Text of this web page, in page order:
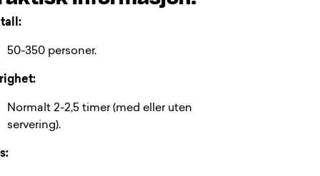
50-350 personer.
Normalt 2-2,5 timer (med eller uten
servering).